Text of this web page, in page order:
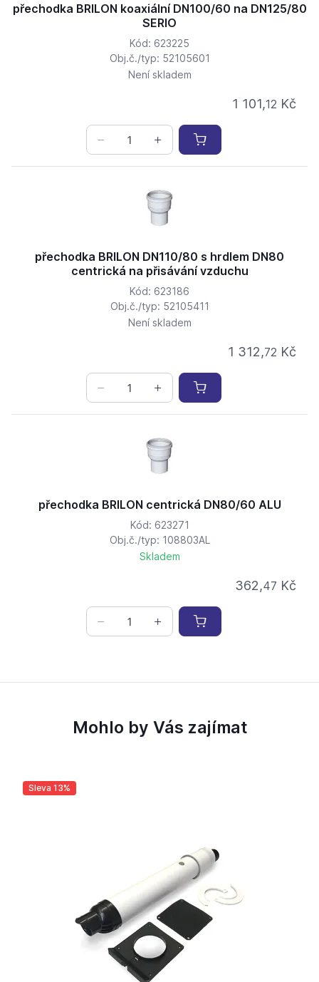
přechodka BRILON koaxiální DN100/60 na DN125/80
SERIO
Kód: 623225
Obj.č./typ: 52105601
Není skladem
1 101,12 Kč
přechodka BRILON DN110/80 s hrdlem DN80
centrická na přisávání vzduchu
Kód: 623186
Obj.č./typ: 52105411
Není skladem
1 312,72 Kč
přechodka BRILON centrická DN80/60 ALU
Kód: 623271
Obj.č./typ: 108803AL
Skladem
362,47 Kč
Mohlo by Vás zajímat
Sleva 13%